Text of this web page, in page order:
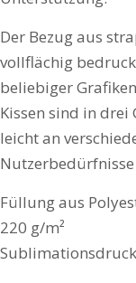
Der Bezug aus
vollflächig
beliebiger
Kissen sind in drei
leicht an
Füllung aus
220 g/m²